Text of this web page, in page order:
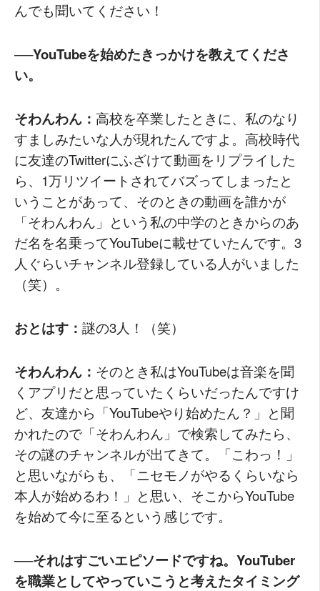
んでも聞いてください！
──YouTubeを始めたきっかけを教えてくださ
い。
そわんわん： 高校を卒業したときに、私のなり
すましみたいな人が現れたんですよ。高校時代
に友達のTwitterにふざけて動画をリプライした
ら、1万リツイートされてバズってしまったと
いうことがあって、そのときの動画を誰かが
「そわんわん」という私の中学のときからのあ
だ名を名乗ってYouTubeに載せていたんです。3
人ぐらいチャンネル登録している人がいました
（笑）。
おとはす： 謎の3人！（笑）
そわんわん： そのとき私はYouTubeは音楽を聞
くアプリだと思っていたくらいだったんですけ
ど、友達から「YouTubeやり始めたん？」と聞
かれたので「そわんわん」で検索してみたら、
その謎のチャンネルが出てきて。「こわっ！」
と思いながらも、「ニセモノがやるくらいなら
本人が始めるわ！」と思い、そこからYouTube
を始めて今に至るという感じです。
──それはすごいエピソードですね。YouTuber
を職業としてやっていこうと考えたタイミング